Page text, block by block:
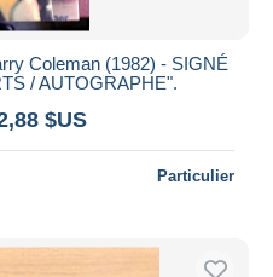
Coleman (1982) - SIGNÉ
/ AUTOGRAPHE".
$US
Particulier